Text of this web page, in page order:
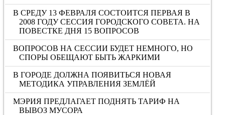
В СРЕДУ 13 ФЕВРАЛЯ СОСТОИТСЯ ПЕРВАЯ В
2008 ГОДУ СЕССИЯ ГОРОДСКОГО СОВЕТА. НА
ПОВЕСТКЕ ДНЯ 15 ВОПРОСОВ
ВОПРОСОВ НА СЕССИИ БУДЕТ НЕМНОГО, НО
СПОРЫ ОБЕЩАЮТ БЫТЬ ЖАРКИМИ
В ГОРОДЕ ДОЛЖНА ПОЯВИТЬСЯ НОВАЯ
МЕТОДИКА УПРАВЛЕНИЯ ЗЕМЛЁЙ
МЭРИЯ ПРЕДЛАГАЕТ ПОДНЯТЬ ТАРИФ НА
ВЫВОЗ МУСОРА